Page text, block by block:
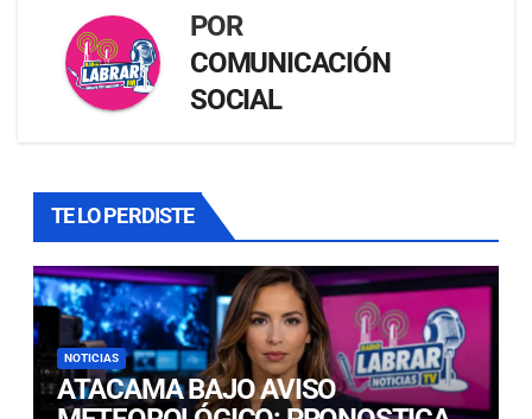
POR
COMUNICACIÓN
SOCIAL
TE LO PERDISTE
NOTICIAS
ATACAMA BAJO AVISO